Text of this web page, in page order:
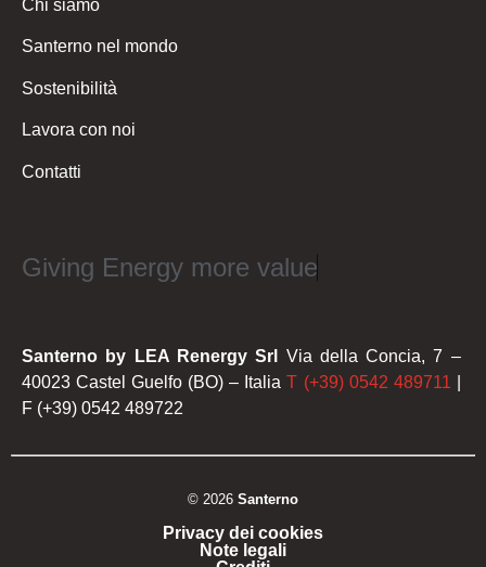
Chi siamo
Santerno nel mondo
Sostenibilità
Lavora con noi
Contatti
Giving Energy more value
Santerno by LEA Renergy Srl Via della Concia, 7 –
40023 Castel Guelfo (BO) – ItaliaT (+39) 0542 489711
F (+39) 0542 489722
© 2026 Santerno
Privacy dei cookies
Note legali